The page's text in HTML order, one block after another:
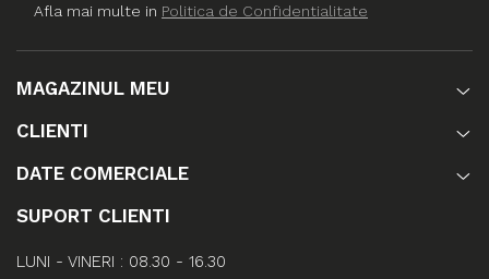
Afla mai multe in Politica de Confidentialitate
MAGAZINUL MEU
CLIENTI
DATE COMERCIALE
SUPORT CLIENTI
LUNI - VINERI : 08.30 - 16.30